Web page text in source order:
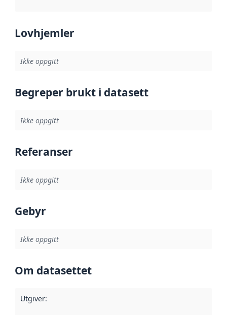
Lovhjemler
Ikke oppgitt
Begreper brukt i datasett
Ikke oppgitt
Referanser
Ikke oppgitt
Gebyr
Ikke oppgitt
Om datasettet
Utgiver: